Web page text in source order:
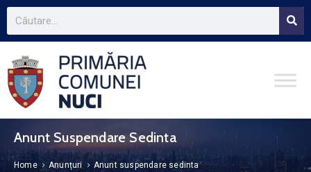
Anunt Suspendare Sedinta
Home Anunțuri Anunt suspendare sedinta